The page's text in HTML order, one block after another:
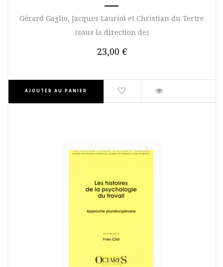
AJOUTER AU PANIER
Gérard Gaglio, Jacques Lauriol et Christian du Tertre
(sous la direction de)
23,00 €